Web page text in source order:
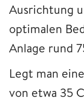
Ausrichtung
optimalen
Anlage rund
Legt man
von etwa 35